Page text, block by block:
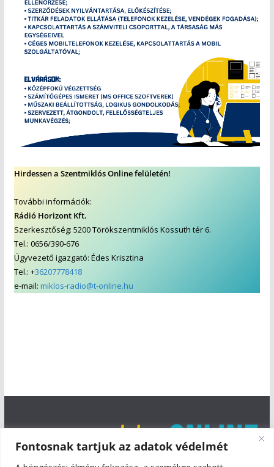
Fontosnak tartjuk az adatok védelmét
Hirdessen a Szentmiklós Online felületén!
További információk:
Rádió Horizont Kft.
Szerkesztőség: 5200 Törökszentmiklós Kossuth tér 6.
Tel.: 0656/390-676
Ügyvezető igazgató: Édes Krisztina
Tel.: +36207778418
e-mail: miklos-radio@t-online.hu